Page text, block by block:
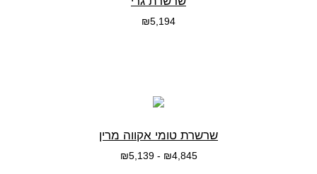
₪5,194
שרשרת טומי אקווה מרין
₪4,845
-
₪5,139